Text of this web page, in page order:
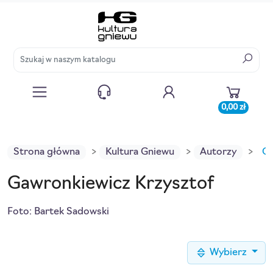
0,00 zł
Strona główna Kultura Gniewu Autorzy
Gawronkiewicz Krzysztof
Foto: Bartek Sadowski
Wybierz